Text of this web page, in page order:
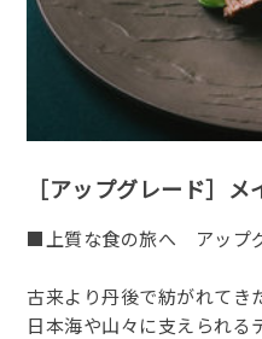
［アップグレード］メ
■上質な食の旅へ アップ
古来より丹後で紡がれてき
日本海や山々に支えられる